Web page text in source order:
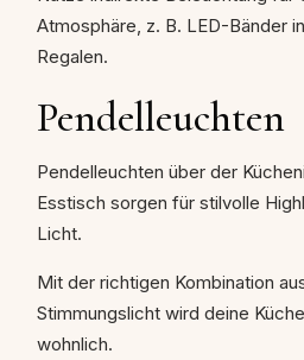
Atmosphäre, z. B. LED-Bänder
Regalen.
Pendelleuchten
Pendelleuchten über der
Esstisch sorgen für stilvolle
Licht.
Mit der richtigen Kombination
Stimmungslicht wird deine
wohnlich.